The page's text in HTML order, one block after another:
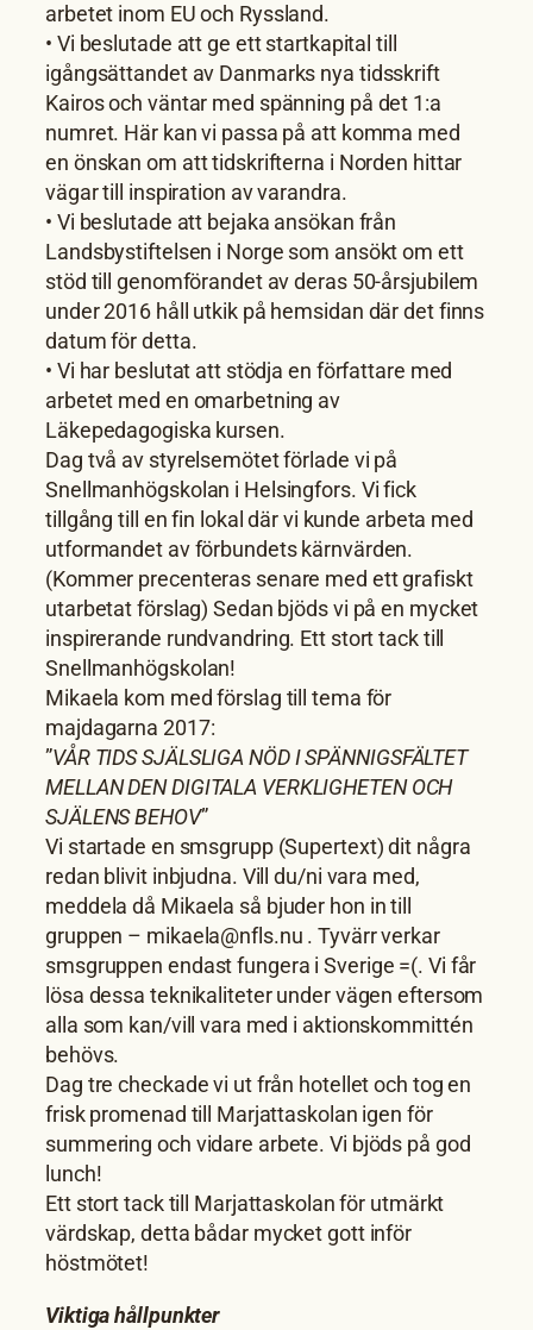
arbetet inom EU och Ryssland.
• Vi beslutade att ge ett startkapital till
igångsättandet av Danmarks nya tidsskrift
Kairos och väntar med spänning på det 1:a
numret. Här kan vi passa på att komma med
en önskan om att tidskrifterna i Norden hittar
vägar till inspiration av varandra.
• Vi beslutade att bejaka ansökan från
Landsbystiftelsen i Norge som ansökt om ett
stöd till genomförandet av deras 50-årsjubilem
under 2016 håll utkik på hemsidan där det finns
datum för detta.
• Vi har beslutat att stödja en författare med
arbetet med en omarbetning av
Läkepedagogiska kursen.
Dag två av styrelsemötet förlade vi på
Snellmanhögskolan i Helsingfors. Vi fick
tillgång till en fin lokal där vi kunde arbeta med
utformandet av förbundets kärnvärden.
(Kommer precenteras senare med ett grafiskt
utarbetat förslag) Sedan bjöds vi på en mycket
inspirerande rundvandring. Ett stort tack till
Snellmanhögskolan!
Mikaela kom med förslag till tema för
majdagarna 2017:
”VÅR TIDS SJÄLSLIGA NÖD I SPÄNNIGSFÄLTET
MELLAN DEN DIGITALA VERKLIGHETEN OCH
SJÄLENS BEHOV”
Vi startade en smsgrupp (Supertext) dit några
redan blivit inbjudna. Vill du/ni vara med,
meddela då Mikaela så bjuder hon in till
gruppen – mikaela@nfls.nu . Tyvärr verkar
smsgruppen endast fungera i Sverige =(. Vi får
lösa dessa teknikaliteter under vägen eftersom
alla som kan/vill vara med i aktionskommittén
behövs.
Dag tre checkade vi ut från hotellet och tog en
frisk promenad till Marjattaskolan igen för
summering och vidare arbete. Vi bjöds på god
lunch!
Ett stort tack till Marjattaskolan för utmärkt
värdskap, detta bådar mycket gott inför
höstmötet!
Viktiga hållpunkter